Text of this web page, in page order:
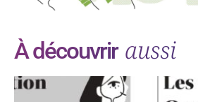
À découvrir aussi